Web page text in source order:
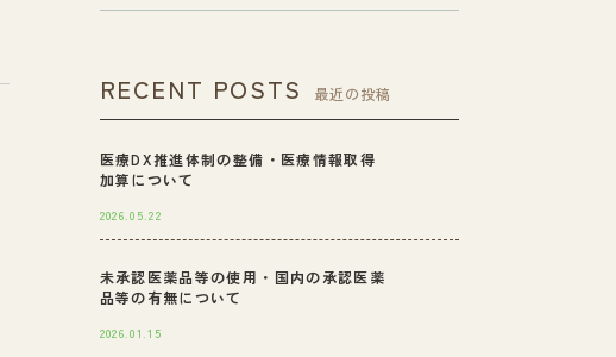
RECENT POSTS 最近の投稿
医療DX推進体制の整備・医療情報取得
加算について
2026.05.22
未承認医薬品等の使用・国内の承認医薬
品等の有無について
2026.01.15